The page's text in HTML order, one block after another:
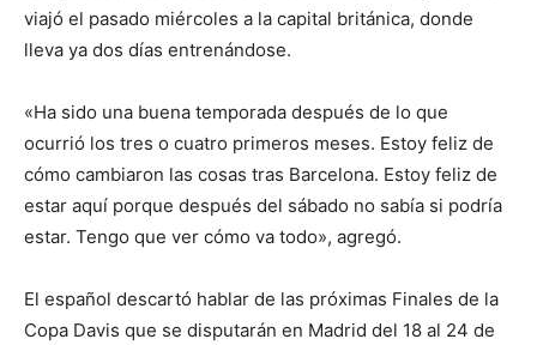
viajó el pasado miércoles a la capital británica, donde
lleva ya dos días entrenándose.
«Ha sido una buena temporada después de lo que
ocurrió los tres o cuatro primeros meses. Estoy feliz de
cómo cambiaron las cosas tras Barcelona. Estoy feliz de
estar aquí porque después del sábado no sabía si podría
estar. Tengo que ver cómo va todo», agregó.
El español descartó hablar de las próximas Finales de la
Copa Davis que se disputarán en Madrid del 18 al 24 de